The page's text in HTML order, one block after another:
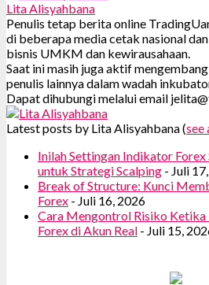
Lita Alisyahbana
Penulis tetap berita online
di beberapa media cetak nasional
bisnis UMKM dan kewirausahaan.
Saat ini masih juga aktif
penulis lainnya dalam wadah
Dapat dihubungi melalui email
Latest posts by Lita Alisyahbana(see
Inilah Settingan Indikator
untuk Strategi Scalping - Juli
Break of Structure: Kunci
Forex - Juli 16, 2026
Cara Mengontrol Risiko
Forex di Akun Real - Juli 15,